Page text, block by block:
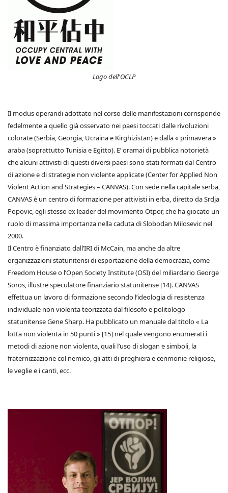
Logo dell'OCLP
Il modus operandi adottato nel corso delle manifestazioni corrisponde
fedelmente a quello già osservato nei paesi toccati dalle rivoluzioni
colorate (Serbia, Georgia, Ucraina e Kirghizistan) e dalla « primavera »
araba (soprattutto Tunisia e Egitto). E’ oramai di pubblica notorietà
che alcuni attivisti di questi diversi paesi sono stati formati dal Centro
di azione e di strategie non violente applicate (Center for Applied Non
Violent Action and Strategies – CANVAS). Con sede nella capitale serba,
CANVAS è un centro di formazione per attivisti in erba, diretto da Srdja
Popovic, egli stesso ex leader del movimento Otpor, che ha giocato un
ruolo di massima importanza nella caduta di Slobodan Milosevic nel
2000.
Il Centro è finanziato dall’IRI di McCain, ma anche da altre
organizzazioni statunitensi di esportazione della democrazia, come
Freedom House o l’Open Society Institute (OSI) del miliardario George
Soros, illustre speculatore finanziario statunitense [14]. CANVAS
effettua un lavoro di formazione secondo l’ideologia di resistenza
individuale non violenta teorizzata dal filosofo e politologo
statunitense Gene Sharp. Ha pubblicato un manuale dal titolo « La
lotta non violenta in 50 punti » [15] nel quale vengono enumerati i
metodi di azione non violenta, quali l’uso di slogan e simboli, la
fraternizzazione col nemico, gli atti di preghiera e cerimonie religiose,
le veglie e i canti, ecc.